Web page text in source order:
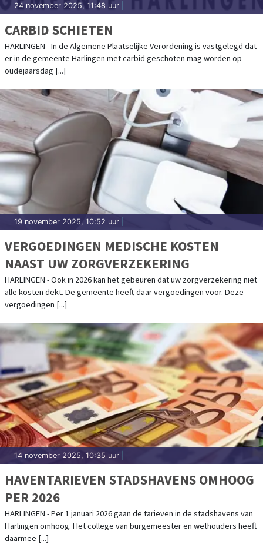
24 november 2025, 11:48 uur
CARBID SCHIETEN
HARLINGEN - In de Algemene Plaatselijke Verordening is vastgelegd dat
er in de gemeente Harlingen met carbid geschoten mag worden op
oudejaarsdag [...]
19 november 2025, 10:52 uur
VERGOEDINGEN MEDISCHE KOSTEN
NAAST UW ZORGVERZEKERING
HARLINGEN - Ook in 2026 kan het gebeuren dat uw zorgverzekering niet
alle kosten dekt. De gemeente heeft daar vergoedingen voor. Deze
vergoedingen [...]
14 november 2025, 10:35 uur
HAVENTARIEVEN STADSHAVENS OMHOOG
PER 2026
HARLINGEN - Per 1 januari 2026 gaan de tarieven in de stadshavens van
Harlingen omhoog. Het college van burgemeester en wethouders heeft
daarmee [...]